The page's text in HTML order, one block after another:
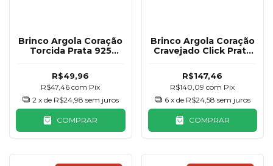
Brinco Argola Coração
Torcida Prata 925
R$49,96
R$47,46com Pix
2 x de R$24,98 sem juros
COMPRAR
Brinco Argola Coração
Cravejado Click Prata
R$147,46
R$140,09com Pix
6 x de R$24,58 sem juros
COMPRAR